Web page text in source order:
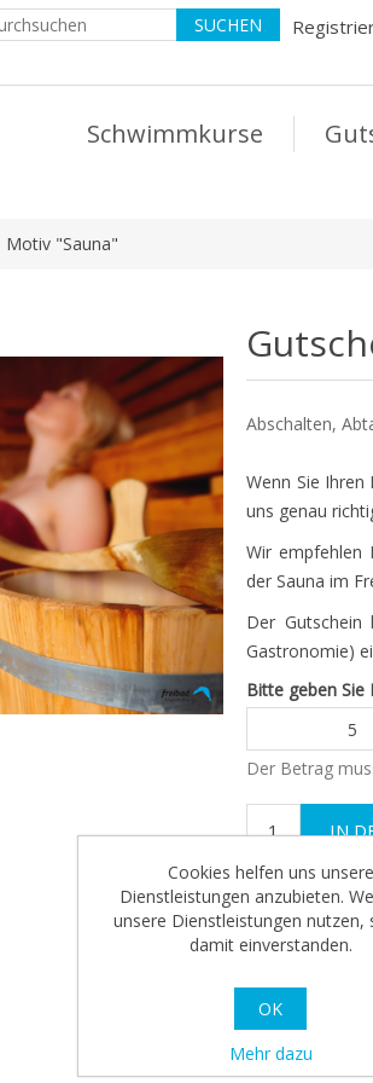
Schwimmkurse
Motiv "Sauna"
Abschalten,
Wenn Sie Ihren
uns genau
Wir empfehlen
der Sauna im
Der Gutschein
Gastronomie)
Bitte geben Sie
Der Betrag
Geben Sie eine
Cookies helfen uns unsere
Dienstleistungen anzubieten.
unsere Dienstleistungen nutzen,
damit einverstanden.
OK
Mehr dazu